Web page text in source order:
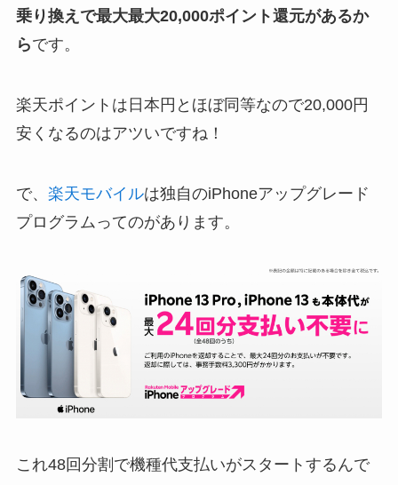
乗り換えで最大最大20,000ポイント還元があるか
らです。
楽天ポイントは日本円とほぼ同等なので20,000円
安くなるのはアツいですね！
で、 楽天モバイルは独自のiPhoneアップグレード
プログラムってのがあります。
これ48回分割で機種代支払いがスタートするんで